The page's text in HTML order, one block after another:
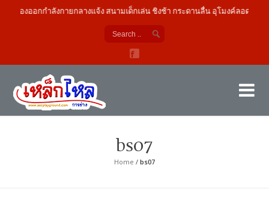
เครื่องออกกำลังกายกลางแจ้ง สนามเด็กเล่น ชิงช้า กระดานลื่น อุโมงค์ลอด
bs07
Home / bs07